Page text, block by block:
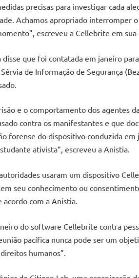
precisas para investigar cada
Achamos apropriado interromper
escreveu a Cellebrite em sua
que foi contatada em janeiro
de Informação de Segurança
e o comportamento dos agentes
contra os manifestantes e que
forense do dispositivo conduzida
ativista”, escreveu a Anistia.
usaram um dispositivo
seu conhecimento ou
acordo com a Anistia.
do software Cellebrite contra
pacífica nunca pode ser um
humanos”.